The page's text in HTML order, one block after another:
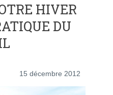
HIVER
DU
15 décembre 2012